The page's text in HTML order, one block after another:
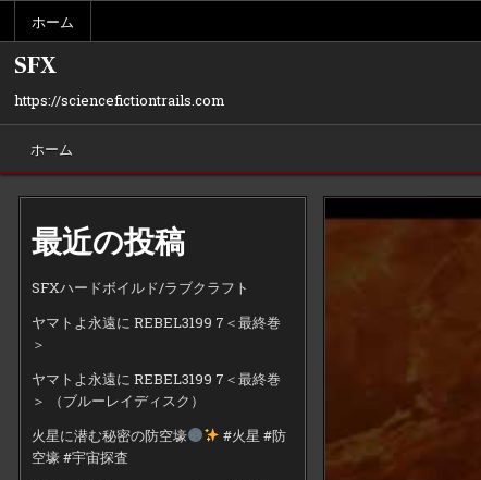
content
ホーム
SFX
https://sciencefictiontrails.com
ホーム
最近の投稿
SFXハードボイルド/ラブクラフト
ヤマトよ永遠に REBEL3199 7＜最終巻
＞
ヤマトよ永遠に REBEL3199 7＜最終巻
＞ （ブルーレイディスク）
火星に潜む秘密の防空壕
#火星 #防
空壕 #宇宙探査